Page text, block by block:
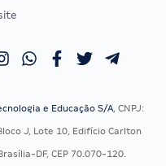
OAB
e Educação S/A, CNPJ:
J, Lote 10, Edifício Carlton
DF, CEP 70.070-120.